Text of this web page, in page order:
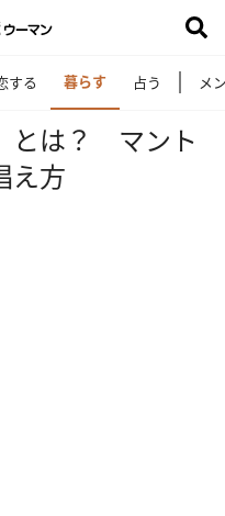
する 暮らす 占う メ
とは？ マント
え方